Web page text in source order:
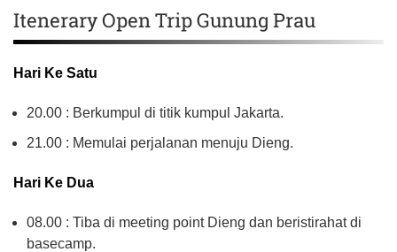
Itenerary Open Trip Gunung Prau
Hari Ke Satu
20.00 : Berkumpul di titik kumpul Jakarta.
21.00 : Memulai perjalanan menuju Dieng.
Hari Ke Dua
08.00 : Tiba di meeting point Dieng dan beristirahat di
basecamp.